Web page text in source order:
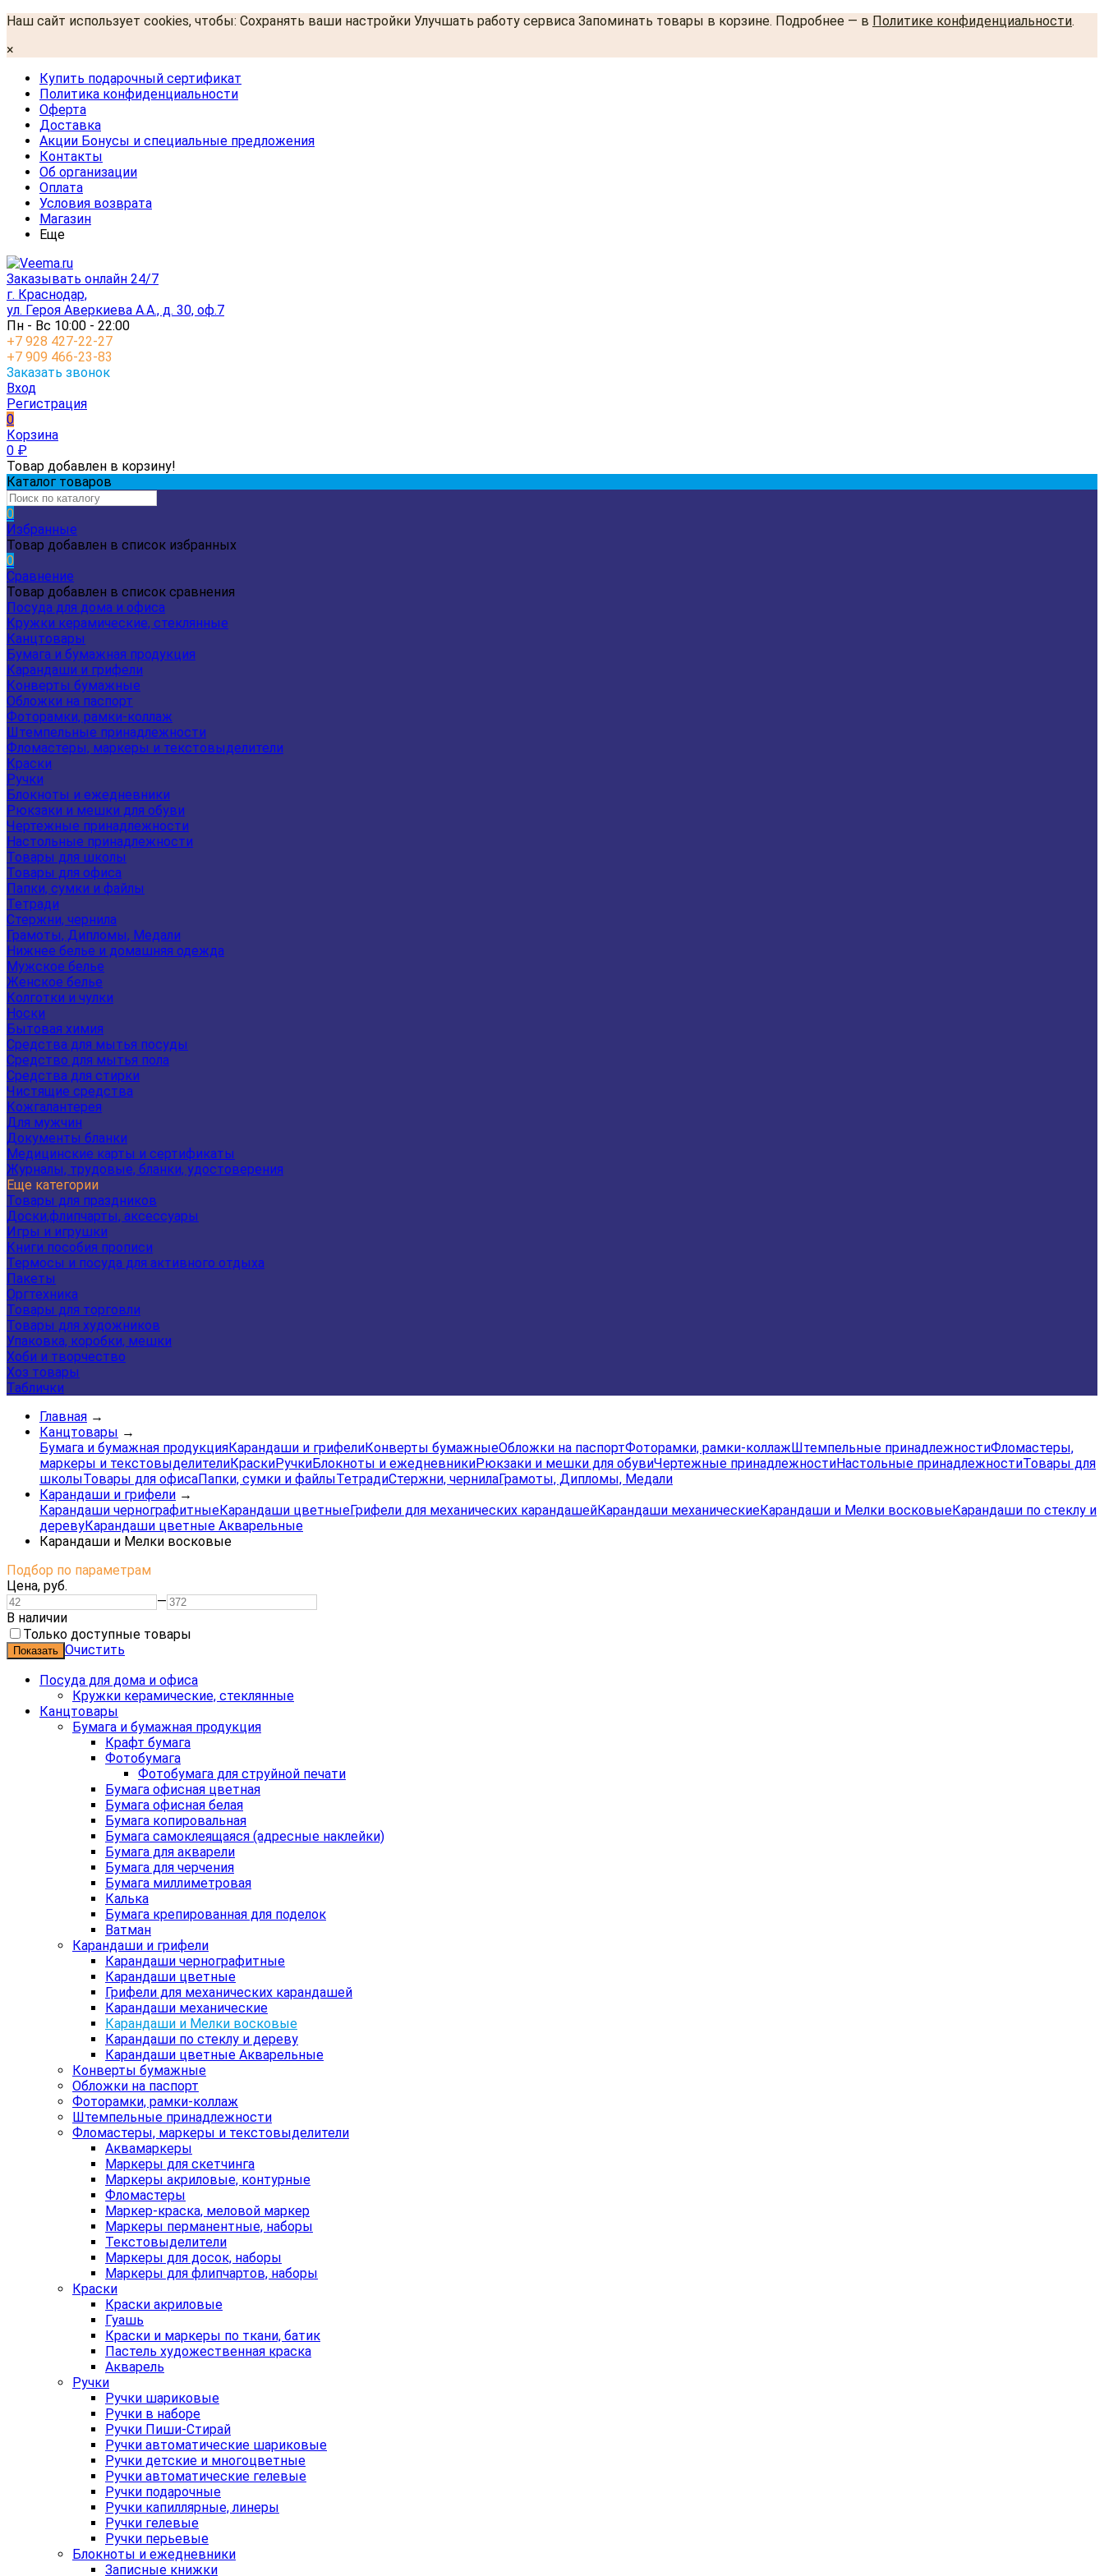
Наш сайт использует cookies, чтобы: Сохранять ваши настройки Улучшать работу сервиса Запоминать товары в корзине. Подробнее — в Политике конфиденциальности.
×
Купить подарочный сертификат
Политика конфиденциальности
Оферта
Доставка
Акции Бонусы и специальные предложения
Контакты
Об организации
Оплата
Условия возврата
Магазин
Еще
Заказывать онлайн 24/7
г. Краснодар,
ул. Героя Аверкиева А.А., д. 30, оф.7
Пн - Вс 10:00 - 22:00
+7 928 427-22-27
+7 909 466-23-83
Заказать звонок
Вход
Регистрация
0
Корзина
0 ₽
Товар добавлен в корзину!
Каталог товаров
0
Избранные
Товар добавлен в список избранных
0
Сравнение
Товар добавлен в список сравнения
Посуда для дома и офиса
Кружки керамические, стеклянные
Канцтовары
Бумага и бумажная продукция
Карандаши и грифели
Конверты бумажные
Обложки на паспорт
Фоторамки, рамки-коллаж
Штемпельные принадлежности
Фломастеры, маркеры и текстовыделители
Краски
Ручки
Блокноты и ежедневники
Рюкзаки и мешки для обуви
Чертежные принадлежности
Настольные принадлежности
Товары для школы
Товары для офиса
Папки, сумки и файлы
Тетради
Стержни, чернила
Грамоты, Дипломы, Медали
Нижнее белье и домашняя одежда
Мужское белье
Женское белье
Колготки и чулки
Носки
Бытовая химия
Средства для мытья посуды
Средство для мытья пола
Средства для стирки
Чистящие средства
Кожгалантерея
Для мужчин
Документы бланки
Медицинские карты и сертификаты
Журналы, трудовые, бланки, удостоверения
Еще категории
Товары для праздников
Доски,флипчарты, аксессуары
Игры и игрушки
Книги пособия прописи
Термосы и посуда для активного отдыха
Пакеты
Оргтехника
Товары для торговли
Товары для художников
Упаковка, коробки, мешки
Хоби и творчество
Хоз товары
Таблички
Главная →
Канцтовары →
Бумага и бумажная продукцияКарандаши и грифелиКонверты бумажныеОбложки на паспортФоторамки, рамки-коллажШтемпельные принадлежностиФломастеры,
маркеры и текстовыделителиКраскиРучкиБлокноты и ежедневникиРюкзаки и мешки для обувиЧертежные принадлежностиНастольные принадлежностиТовары для
школыТовары для офисаПапки, сумки и файлыТетрадиСтержни, чернилаГрамоты, Дипломы, Медали
Карандаши и грифели →
Карандаши чернографитныеКарандаши цветныеГрифели для механических карандашейКарандаши механическиеКарандаши и Мелки восковыеКарандаши по стеклу и
деревуКарандаши цветные Акварельные
Карандаши и Мелки восковые
Подбор по параметрам
Цена, руб.
—
В наличии
Только доступные товары
Очистить
Посуда для дома и офиса
Кружки керамические, стеклянные
Канцтовары
Бумага и бумажная продукция
Крафт бумага
Фотобумага
Фотобумага для струйной печати
Бумага офисная цветная
Бумага офисная белая
Бумага копировальная
Бумага самоклеящаяся (адресные наклейки)
Бумага для акварели
Бумага для черчения
Бумага миллиметровая
Калька
Бумага крепированная для поделок
Ватман
Карандаши и грифели
Карандаши чернографитные
Карандаши цветные
Грифели для механических карандашей
Карандаши механические
Карандаши и Мелки восковые
Карандаши по стеклу и дереву
Карандаши цветные Акварельные
Конверты бумажные
Обложки на паспорт
Фоторамки, рамки-коллаж
Штемпельные принадлежности
Фломастеры, маркеры и текстовыделители
Аквамаркеры
Маркеры для скетчинга
Маркеры акриловые, контурные
Фломастеры
Маркер-краска, меловой маркер
Маркеры перманентные, наборы
Текстовыделители
Маркеры для досок, наборы
Маркеры для флипчартов, наборы
Краски
Краски акриловые
Гуашь
Краски и маркеры по ткани, батик
Пастель художественная краска
Акварель
Ручки
Ручки шариковые
Ручки в наборе
Ручки Пиши-Стирай
Ручки автоматические шариковые
Ручки детские и многоцветные
Ручки автоматические гелевые
Ручки подарочные
Ручки капиллярные, линеры
Ручки гелевые
Ручки перьевые
Блокноты и ежедневники
Записные книжки